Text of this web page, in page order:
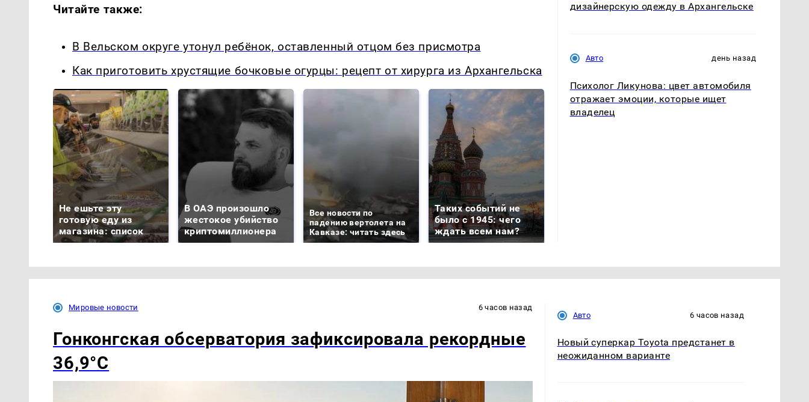
Читайте также:
В Вельском округе утонул ребёнок, оставленный отцом без присмотра
Как приготовить хрустящие бочковые огурцы: рецепт от хирурга из Архангельска
Не ешьте эту
готовую еду из
магазина: список
В ОАЭ произошло
жестокое убийство
криптомиллионера
Все новости по
падению вертолета на
Кавказе: читать здесь
Таких событий не
было с 1945: чего
ждать всем нам?
дизайнерскую одежду в Архангельске
Авто день назад
Психолог Ликунова: цвет автомобиля
отражает эмоции, которые ищет
владелец
Мировые новости 6 часов назад
Гонконгская обсерватория зафиксировала рекордные
36,9°C
Авто 6 часов назад
Новый суперкар Toyota предстанет в
неожиданном варианте